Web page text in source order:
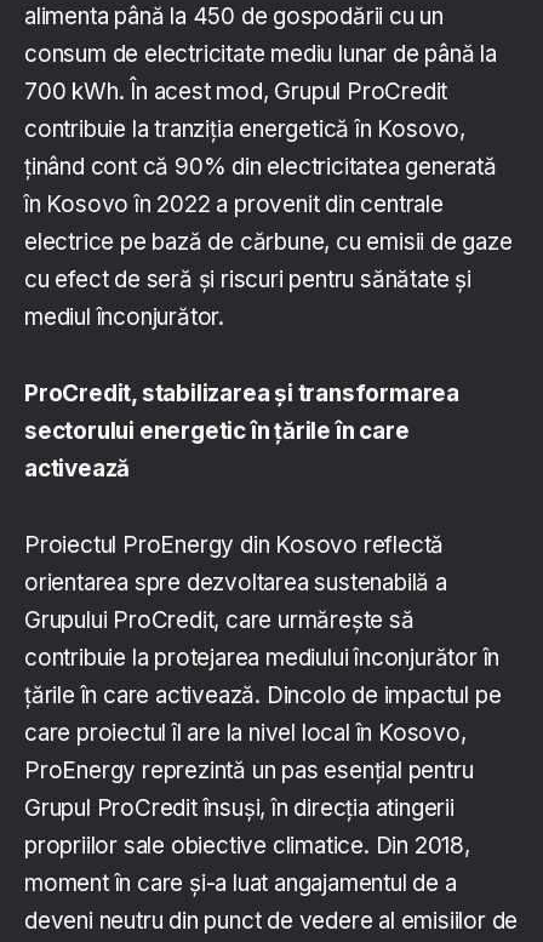
alimenta până la 450 de gospodării cu un
consum de electricitate mediu lunar de până la
700 kWh. În acest mod, Grupul ProCredit
contribuie la tranziția energetică în Kosovo,
ținând cont că 90% din electricitatea generată
în Kosovo în 2022 a provenit din centrale
electrice pe bază de cărbune, cu emisii de gaze
cu efect de seră și riscuri pentru sănătate și
mediul înconjurător.
ProCredit, stabilizarea și transformarea
sectorului energetic în țările în care
activează
Proiectul ProEnergy din Kosovo reflectă
orientarea spre dezvoltarea sustenabilă a
Grupului ProCredit, care urmărește să
contribuie la protejarea mediului înconjurător în
țările în care activează. Dincolo de impactul pe
care proiectul îl are la nivel local în Kosovo,
ProEnergy reprezintă un pas esențial pentru
Grupul ProCredit însuși, în direcția atingerii
propriilor sale obiective climatice. Din 2018,
moment în care și-a luat angajamentul de a
deveni neutru din punct de vedere al emisiilor de